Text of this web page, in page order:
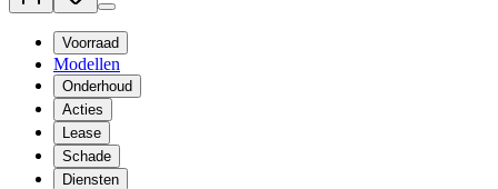
Voorraad
Modellen
Onderhoud
Acties
Lease
Schade
Diensten